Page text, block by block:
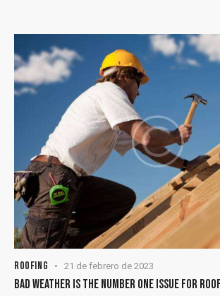
ROOFING 21 de febrero de 2023
BAD WEATHER IS THE NUMBER ONE ISSUE FOR